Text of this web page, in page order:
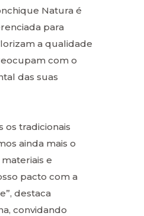
Natura é
para
a qualidade
com o
das suas
os tradicionais
ainda mais o
e
pacto com a
destaca
convidando